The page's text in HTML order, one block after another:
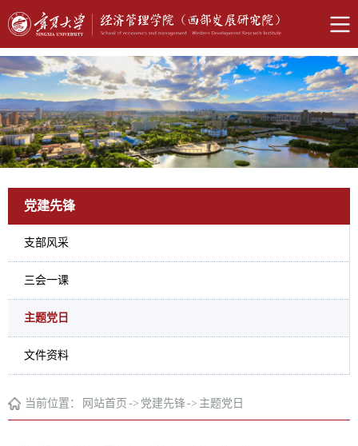
党建先锋
支部风采
三会一课
主题党日
文件资料
当前位置： 网站首页 -> 党建先锋-> 主题党日